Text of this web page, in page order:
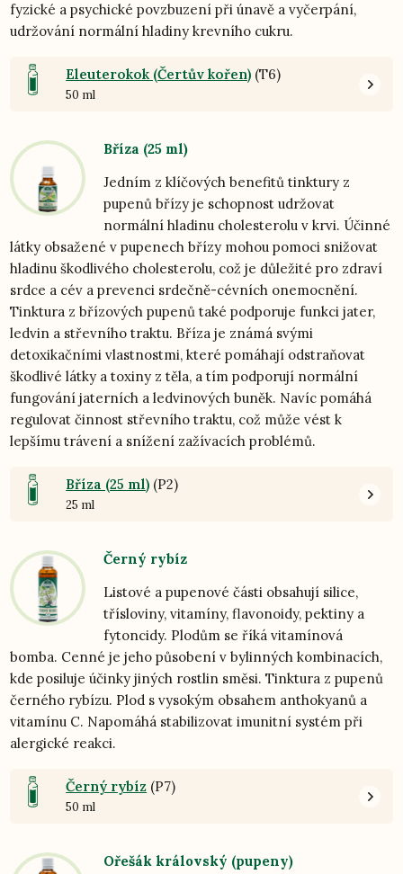
fyzické a psychické povzbuzení při únavě a vyčerpání,
udržování normální hladiny krevního cukru.
Eleuterokok (Čertův kořen) (T6)
50 ml
Bříza (25 ml)
Jedním z klíčových benefitů tinktury z
pupenů břízy je schopnost udržovat
normální hladinu cholesterolu v krvi. Účinné
látky obsažené v pupenech břízy mohou pomoci snižovat
hladinu škodlivého cholesterolu, což je důležité pro zdraví
srdce a cév a prevenci srdečně-cévních onemocnění.
Tinktura z břízových pupenů také podporuje funkci jater,
ledvin a střevního traktu. Bříza je známá svými
detoxikačními vlastnostmi, které pomáhají odstraňovat
škodlivé látky a toxiny z těla, a tím podporují normální
fungování jaterních a ledvinových buněk. Navíc pomáhá
regulovat činnost střevního traktu, což může vést k
lepšímu trávení a snížení zažívacích problémů.
Bříza (25 ml) (P2)
25 ml
Černý rybíz
Listové a pupenové části obsahují silice,
třísloviny, vitamíny, flavonoidy, pektiny a
fytoncidy. Plodům se říká vitamínová
bomba. Cenné je jeho působení v bylinných kombinacích,
kde posiluje účinky jiných rostlin směsi. Tinktura z pupenů
černého rybízu. Plod s vysokým obsahem anthokyanů a
vitamínu C. Napomáhá stabilizovat imunitní systém při
alergické reakci.
Černý rybíz (P7)
50 ml
Ořešák královský (pupeny)